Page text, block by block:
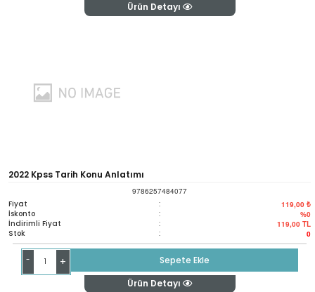
Ürün Detayı
2022 Kpss Tarih Konu Anlatımı
9786257484077
Fiyat : 119,00 ₺
İskonto : %0
İndirimli Fiyat : 119,00 TL
Stok : 0
- +
Sepete Ekle
Ürün Detayı